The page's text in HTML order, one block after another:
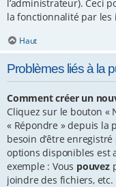
l’administrateur). Ceci
la fonctionnalité par les
Haut
Problèmes liés à la
Comment créer un
Cliquez sur le bouton «
« Répondre » depuis la
besoin d’être
options disponibles est
exemple : Vous pouvez
joindre des fichiers, etc.